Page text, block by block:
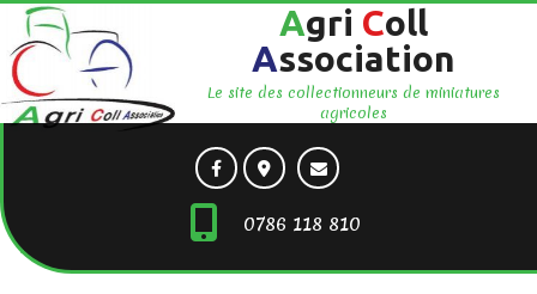
Agri Coll
Association
Le site des collectionneurs de miniatures
agricoles
0786 118 810